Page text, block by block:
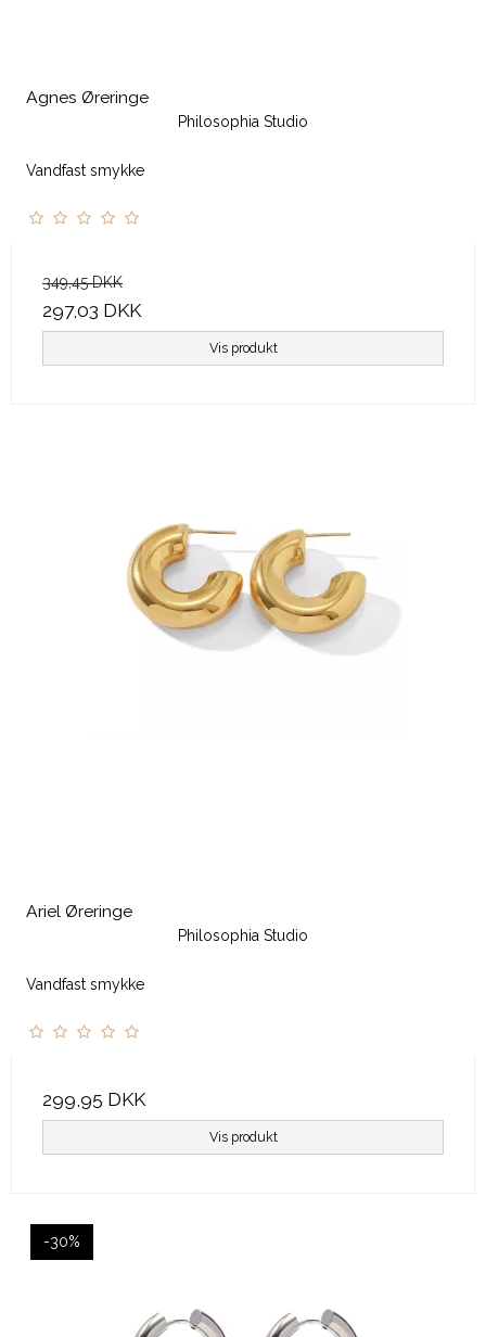
Agnes Øreringe
Philosophia Studio
Vandfast smykke
349,45 DKK
297,03 DKK
Vis produkt
Ariel Øreringe
Philosophia Studio
Vandfast smykke
299,95 DKK
Vis produkt
-30%